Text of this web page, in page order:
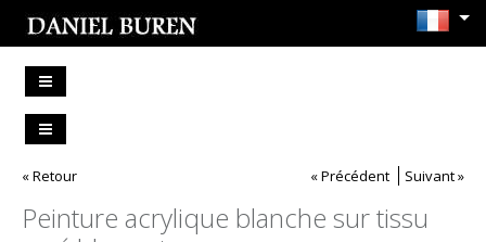
« Retour « Précédent Suivant »
Peinture acrylique blanche sur tissu